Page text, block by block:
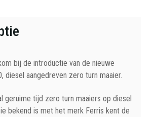
bij de introductie van de nieuwe
diesel aangedreven zero turn maaier.
geruime tijd zero turn maaiers op diesel
bekend is met het merk Ferris kent de